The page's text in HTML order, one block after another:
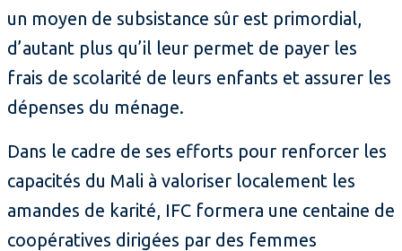
un moyen de subsistance sûr est primordial,
d’autant plus qu’il leur permet de payer les
frais de scolarité de leurs enfants et assurer les
dépenses du ménage.
Dans le cadre de ses efforts pour renforcer les
capacités du Mali à valoriser localement les
amandes de karité, IFC formera une centaine de
coopératives dirigées par des femmes